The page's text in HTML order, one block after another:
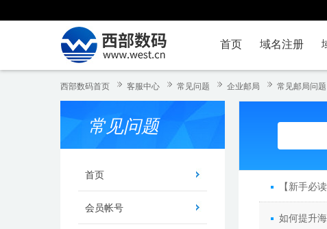
首页 域名注册
西部数码首页 客服中心 常见问题 企业邮局 常见邮局问题
常见问题
首页
会员帐号
【新手必
如何提升